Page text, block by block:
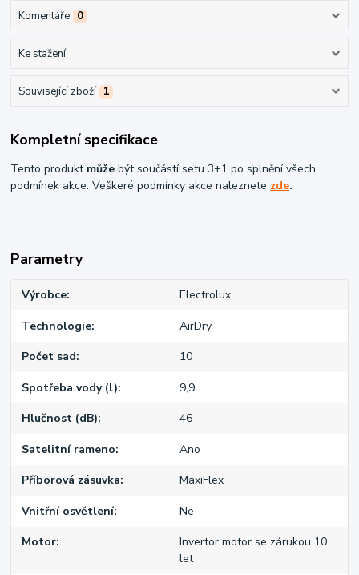
Komentáře 0
Ke stažení
Související zboží 1
Kompletní specifikace
Tento produkt může být součástí setu 3+1 po splnění všech
podmínek akce. Veškeré podmínky akce naleznete zde.
Parametry
Výrobce Electrolux
Technologie AirDry
Počet sad 10
Spotřeba vody (l) 9,9
Hlučnost (dB) 46
Satelitní rameno Ano
Příborová zásuvka MaxiFlex
Vnitřní osvětlení Ne
Motor
Invertor motor se zárukou 10
let